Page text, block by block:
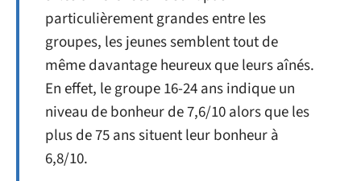
particulièrement grandes entre les
groupes, les jeunes semblent tout de
même davantage heureux que leurs aînés.
En effet, le groupe 16-24 ans indique un
niveau de bonheur de 7,6/10 alors que les
plus de 75 ans situent leur bonheur à
6,8/10.